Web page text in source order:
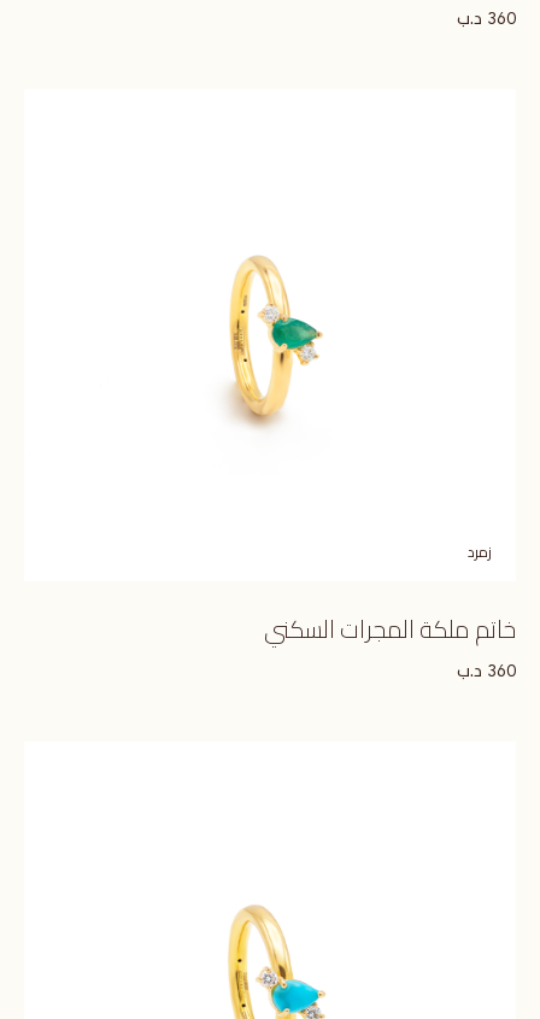
360 د.ب
زمرد
خاتم ملكة المجرات السكني
360 د.ب